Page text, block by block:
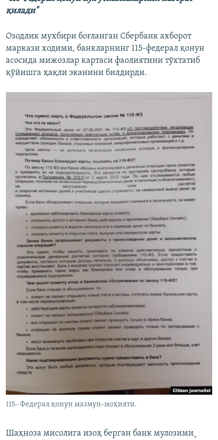
қилади"
Озодлик мухбири боғланган Сбербанк ахборот
маркази ходими, банкларнинг 115-федерал қонун
асосида мижозлар картаси фаолиятини тўхтатиб
қўйишга ҳақли эканини билдирди.
115- Федерал қонун мазмун-моҳияти.
Шаҳноза мисолига изоҳ берган банк мулозими¸